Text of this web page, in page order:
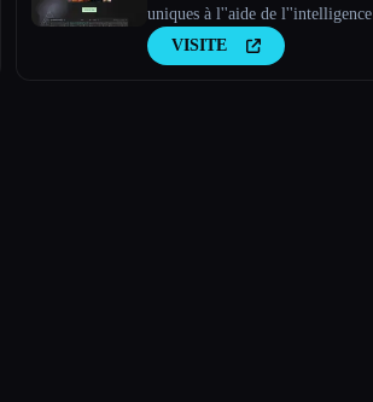
uniques à l''aide de l''intelligence
artificielle
VISITE